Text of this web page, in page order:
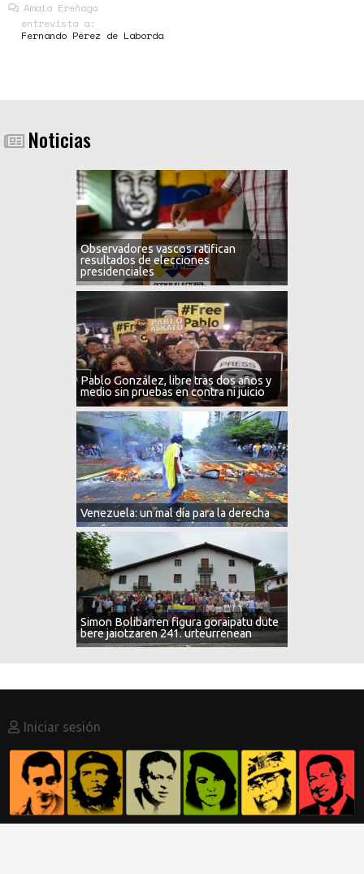
Amaia Ereñaga
entrevista a:
Fernando Pérez de Laborda
Noticias
Observadores vascos ratifican
resultados de elecciones
presidenciales
Pablo González, libre tras dos años y
medio sin pruebas en contra ni juicio
Venezuela: un mal día para la derecha
Simon Bolibarren figura goraipatu dute
bere jaiotzaren 241. urteurrenean
Menú
de
cuenta
usuario
Iniciar sesión